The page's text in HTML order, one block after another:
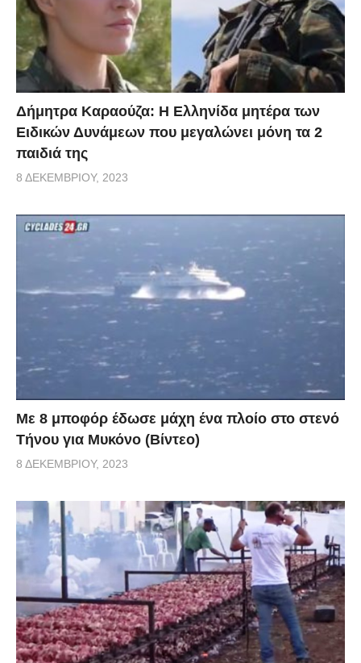
Δήμητρα Καραούζα: Η Ελληνίδα μητέρα των
Ειδικών Δυνάμεων που μεγαλώνει μόνη τα 2
παιδιά της
8 ΔΕΚΕΜΒΡΊΟΥ, 2023
Με 8 μποφόρ έδωσε μάχη ένα πλοίο στο στενό
Τήνου για Μυκόνο (Βίντεο)
8 ΔΕΚΕΜΒΡΊΟΥ, 2023